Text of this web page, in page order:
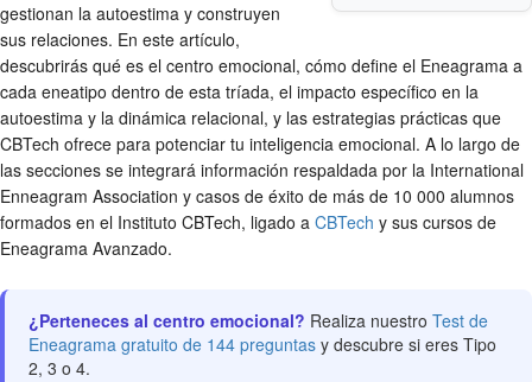
gestionan la autoestima y construyen
sus relaciones. En este artículo,
descubrirás qué es el centro emocional, cómo define el Eneagrama a
cada eneatipo dentro de esta tríada, el impacto específico en la
autoestima y la dinámica relacional, y las estrategias prácticas que
CBTech ofrece para potenciar tu inteligencia emocional. A lo largo de
las secciones se integrará información respaldada por la International
Enneagram Association y casos de éxito de más de 10 000 alumnos
formados en el Instituto CBTech, ligado a CBTech y sus cursos de
Eneagrama Avanzado.
¿Perteneces al centro emocional? Realiza nuestro Test de
Eneagrama gratuito de 144 preguntas y descubre si eres Tipo
2, 3 o 4.